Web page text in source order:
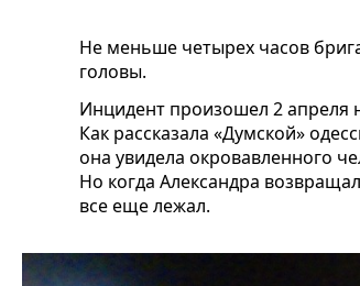
Не меньше четырех часов
головы.
Инцидент произошел 2 апреля
Как рассказала «Думской»
она увидела окровавленного
Но когда Александра
все еще лежал.